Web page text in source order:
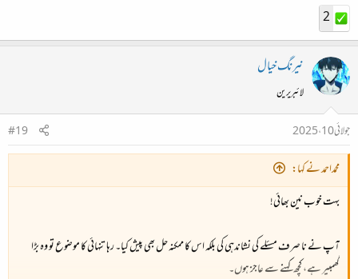
2
نیرنگ خیال
لائبریرین
جولائی 10، 2025
#19
محمداحمد نے کہا:
بہت خوب نین بھائی!
آپ نے نا صرف مسئلے کی نشاندہی کی بلکہ اس کا ممکنہ حل بھی پیش کیا۔ رہا تنہائی کا موضوع تو وہ بڑا
گھمبیر ہے، کچھ کہنے سے عاجز ہوں۔